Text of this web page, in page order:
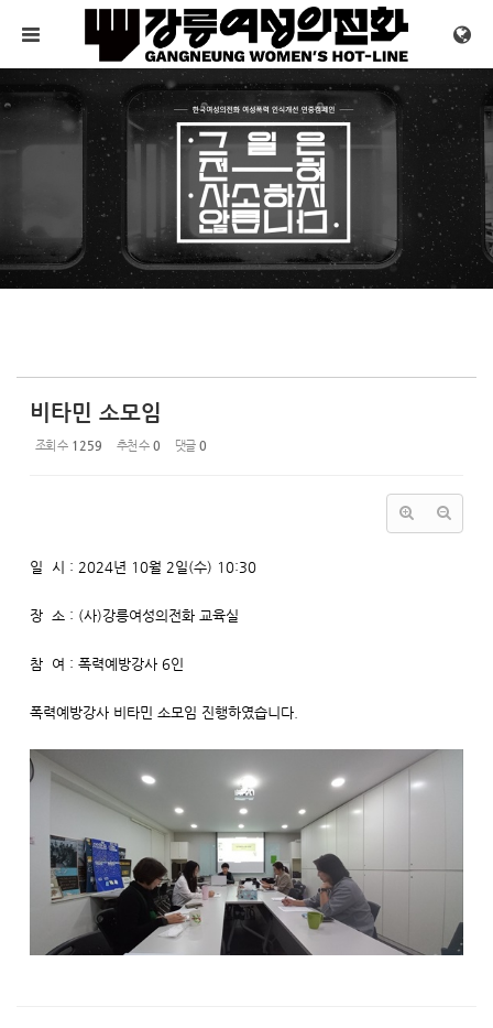
메뉴 건너뛰기
비타민 소모임
조회 수 1259 추천 수 0 댓글 0
일 시 : 2024년 10월 2일(수) 10:30
장 소 : (사)강릉여성의전화 교육실
참 여 : 폭력예방강사 6인
​폭력예방강사 비타민 소모임 진행하였습니다.